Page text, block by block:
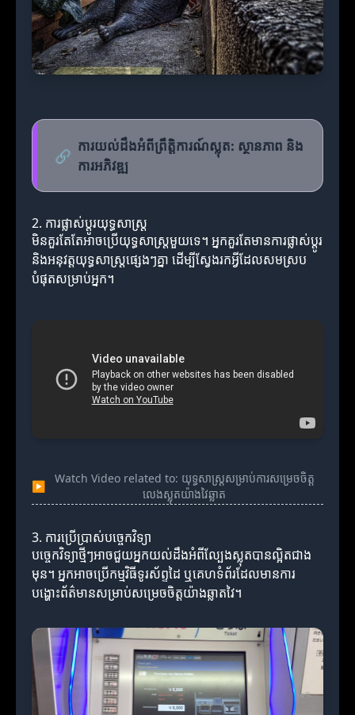
🔗
ការយល់ដឹងអំពីព្រឹត្តិការណ៍ស្លុត: ស្ថានភាព និង
ការអភិវឌ្ឍ
2. ការផ្លាស់ប្តូរយុទ្ធសាស្ត្រ
មិនគួរតែតែអាចប្រើយុទ្ធសាស្ត្រមួយទេ។ អ្នកគួរតែមានការផ្លាស់ប្តូរ
និងអនុវត្តយុទ្ធសាស្ត្រផ្សេងៗគ្នា ដើម្បីស្វែងរកអ្វីដែលសមស្រប
បំផុតសម្រាប់អ្នក។
▶
Watch Video related to: យុទ្ធសាស្ត្រសម្រាប់ការសម្រេចចិត្ត
លេងស្លុតយ៉ាងវៃឆ្លាត
3. ការប្រើប្រាស់បច្ចេកវិទ្យា
បច្ចេកវិទ្យាថ្មីៗអាចជួយអ្នកយល់ដឹងអំពីល្បែងស្លុតបានល្អិតជាង
មុន។ អ្នកអាចប្រើកម្មវិធីទូរស័ព្ទដៃ ឬគេហទំព័រដែលមានការ
បង្ហោះព័ត៌មានសម្រាប់សម្រេចចិត្តយ៉ាងឆ្លាតវៃ។